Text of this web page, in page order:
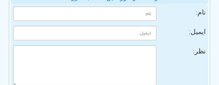
نام:
ایمیل:
نظر: